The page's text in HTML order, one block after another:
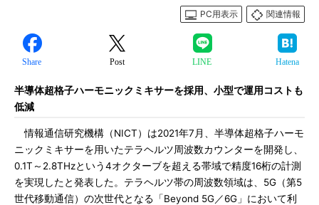
PC用表示
関連情報
Share Post LINE Hatena
半導体超格子ハーモニックミキサーを採用、小型で運用コストも
低減
情報通信研究機構（NICT）は2021年7月、半導体超格子ハーモ
ニックミキサーを用いたテラヘルツ周波数カウンターを開発し、
0.1T～2.8THzという4オクターブを超える帯域で精度16桁の計測
を実現したと発表した。テラヘルツ帯の周波数領域は、5G（第5
世代移動通信）の次世代となる「Beyond 5G／6G」において利